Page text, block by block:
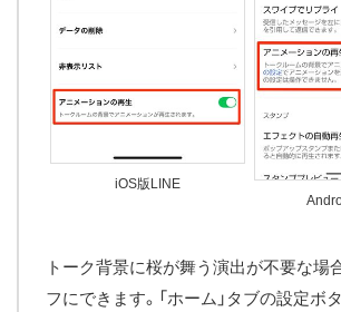
iOS版LINE
トーク背景に桜が舞う演出が不要な場
フにできます。「ホーム」タブの設定ボ